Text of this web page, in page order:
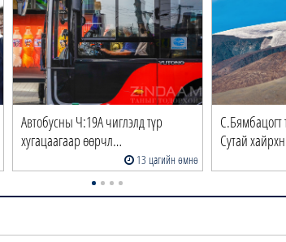
Автобусны Ч:19А чиглэлд түр
хугацаагаар өөрчл…
13 цагийн өмнө
С.Бямбацогт
Сутай